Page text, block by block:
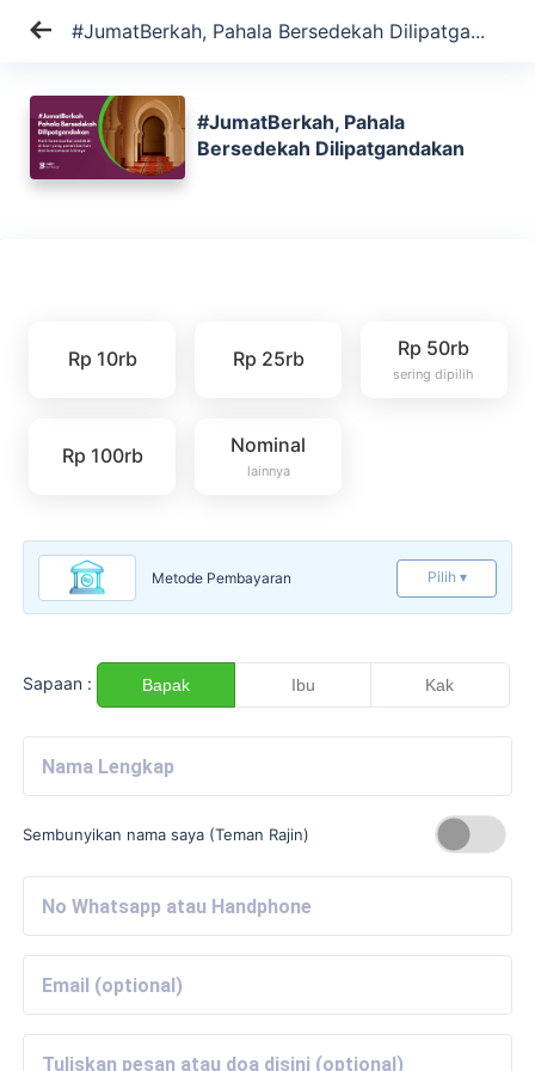
#JumatBerkah, Pahala Bersedekah Dilipatga...
#JumatBerkah, Pahala
Bersedekah Dilipatgandakan
Rp 10rb Rp 25rb Rp 50rb
sering dipilih
Rp 100rb Nominal
lainnya
Metode Pembayaran Pilih ▾
Sapaan : Bapak Ibu Kak
Sembunyikan nama saya (Teman Rajin)